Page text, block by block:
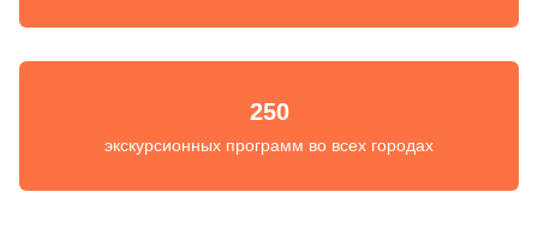
250
экскурсионных программ во всех городах